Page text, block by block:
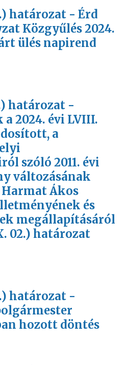
határozat - Érd
Közgyűlés 2024.
ülés napirend
határozat -
2024. évi LVIII.
a
szóló 2011. évi
változásának
Ákos
és
megállapításáról
02.) határozat
határozat -
hozott döntés